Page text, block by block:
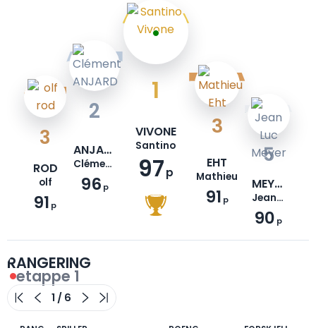
1
VIVONE
Santino
97p
2
ANJARD
Clément
96 p
3
EHT
Mathieu
91 p
3
ROD
olf
91 p
5
MEYER
Jean Luc
90 p
RANGERING
etappe 1